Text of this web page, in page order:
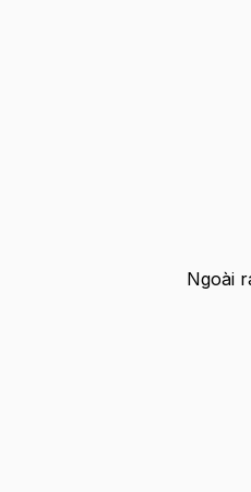
Ngoài